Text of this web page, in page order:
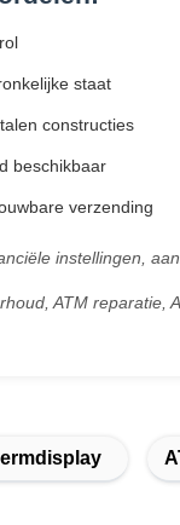
staat
constructies
beschikbaar
verzending
instellingen,
ATM reparatie,